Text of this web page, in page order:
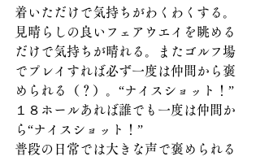
着いただけで気持ちがわくわくする。
見晴らしの良いフェアウエイを眺める
だけで気持ちが晴れる。またゴルフ場
でプレイすれば必ず一度は仲間から褒
められる（？）。“ナイスショット！”
１８ホールあれば誰でも一度は仲間か
ら“ナイスショット！”
普段の日常では大きな声で褒められる